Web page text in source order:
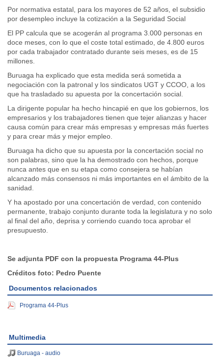
Por normativa estatal, para los mayores de 52 años, el subsidio
por desempleo incluye la cotización a la Seguridad Social
El PP calcula que se acogerán al programa 3.000 personas en
doce meses, con lo que el coste total estimado, de 4.800 euros
por cada trabajador contratado durante seis meses, es de 15
millones.
Buruaga ha explicado que esta medida será sometida a
negociación con la patronal y los sindicatos UGT y CCOO, a los
que ha trasladado su apuesta por la concertación social.
La dirigente popular ha hecho hincapié en que los gobiernos, los
empresarios y los trabajadores tienen que tejer alianzas y hacer
causa común para crear más empresas y empresas más fuertes
y para crear más y mejor empleo.
Buruaga ha dicho que su apuesta por la concertación social no
son palabras, sino que la ha demostrado con hechos, porque
nunca antes que en su etapa como consejera se habían
alcanzado más consensos ni más importantes en el ámbito de la
sanidad.
Y ha apostado por una concertación de verdad, con contenido
permanente, trabajo conjunto durante toda la legislatura y no solo
al final del año, deprisa y corriendo cuando toca aprobar el
presupuesto.
Se adjunta PDF con la propuesta Programa 44-Plus
Créditos foto: Pedro Puente
Documentos relacionados
Programa 44-Plus
Multimedia
Buruaga - audio